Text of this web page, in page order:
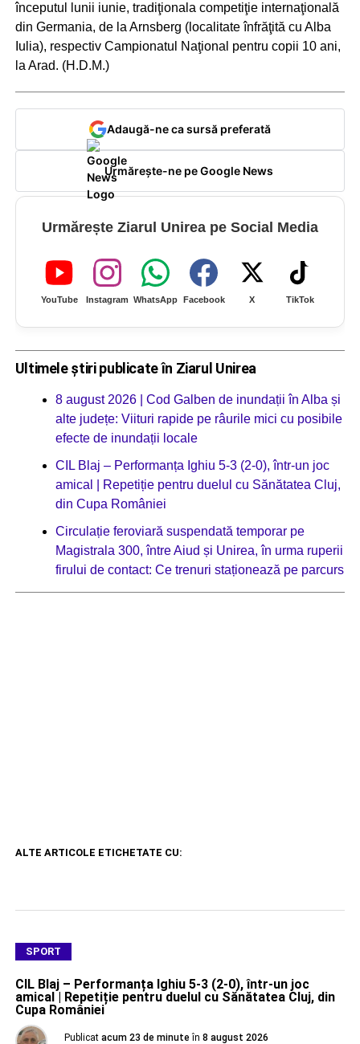
începutul lunii iunie, tradiţionala competiţie internaţională
din Germania, de la Arnsberg (localitate înfrăţită cu Alba
Iulia), respectiv Campionatul Naţional pentru copii 10 ani,
la Arad. (H.D.M.)
Adaugă-ne ca sursă preferată
Urmărește-ne pe Google News
Urmărește Ziarul Unirea pe Social Media
YouTube Instagram WhatsApp Facebook X TikTok
Ultimele știri publicate în Ziarul Unirea
8 august 2026 | Cod Galben de inundații în Alba și
alte județe: Viituri rapide pe râurile mici cu posibile
efecte de inundații locale
CIL Blaj – Performanța Ighiu 5-3 (2-0), într-un joc
amical | Repetiție pentru duelul cu Sănătatea Cluj,
din Cupa României
Circulație feroviară suspendată temporar pe
Magistrala 300, între Aiud și Unirea, în urma ruperii
firului de contact: Ce trenuri staționează pe parcurs
ALTE ARTICOLE ETICHETATE CU:
SPORT
CIL Blaj – Performanța Ighiu 5-3 (2-0), într-un joc
amical | Repetiție pentru duelul cu Sănătatea Cluj, din
Cupa României
Publicat acum 23 de minute în 8 august 2026